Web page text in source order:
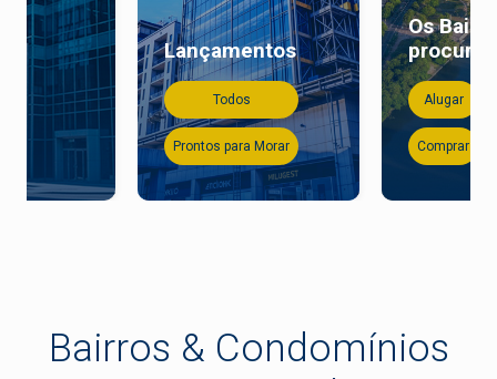
Lançamentos
Todos
Prontos para Morar
Os
Alugar
Comprar
Bairros & Condomínios